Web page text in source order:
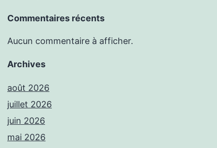
Commentaires récents
Aucun commentaire à afficher.
Archives
août 2026
juillet 2026
juin 2026
mai 2026